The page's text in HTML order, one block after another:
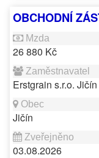
OBCHODNÍ
26 880 Kč
Erstgrain s.r.o. Jičín
Jičín
03.08.2026